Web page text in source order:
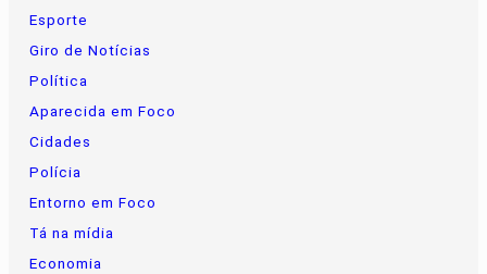
Esporte
Giro de Notícias
Política
Aparecida em Foco
Cidades
Polícia
Entorno em Foco
Tá na mídia
Economia